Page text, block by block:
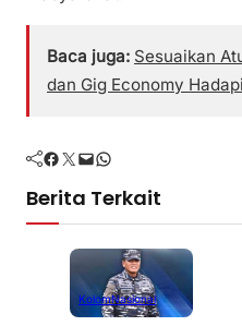
Baca juga: Sesuaikan
dan Gig Economy
Facebook Twitter Mail WhatsApp
Berita Terkait
KolomNasional